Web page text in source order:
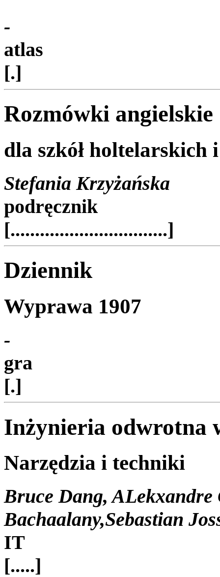
-
atlas
[.]
Rozmówki angielskie
dla szkół holtelarskich
Stefania Krzyżańska
podręcznik
[................................]
Dziennik
Wyprawa 1907
-
gra
[.]
Inżynieria odwrotna
Narzędzia i techniki
Bruce Dang, ALekxandre
Bachaalany,Sebastian
IT
[.....]